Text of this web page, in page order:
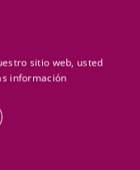
sitio web, usted
información